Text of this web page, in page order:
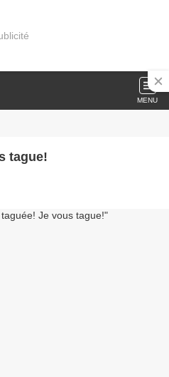
MENU
tague!